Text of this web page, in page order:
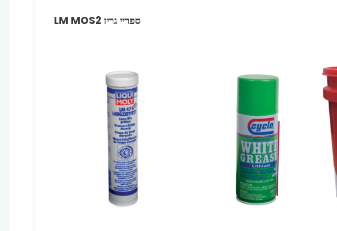
ספריי גריז MOS2 ‏LM